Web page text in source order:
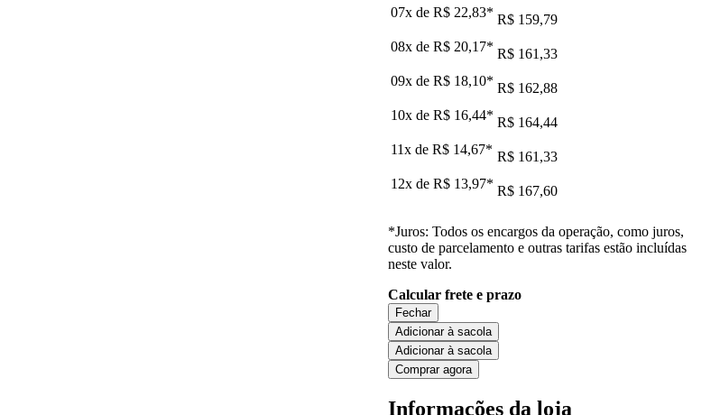
07x de R$ 22,83* R$ 159,79
08x de R$ 20,17* R$ 161,33
09x de R$ 18,10* R$ 162,88
10x de R$ 16,44* R$ 164,44
11x de R$ 14,67* R$ 161,33
12x de R$ 13,97* R$ 167,60
*Juros: Todos os encargos da operação, como juros,
custo de parcelamento e outras tarifas estão incluídas
neste valor.
Calcular frete e prazo
Fechar
Adicionar à sacola
Adicionar à sacola
Comprar agora
Informações da loja